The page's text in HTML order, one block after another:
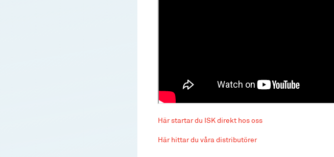
Här startar du ISK direkt hos oss
Här hittar du våra distributörer